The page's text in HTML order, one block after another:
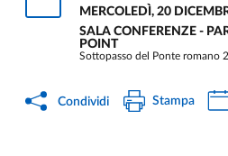
MERCOLEDÌ, 20
SALA CONFERENZE -
POINT
Sottopasso del Ponte romano
Condividi Stampa